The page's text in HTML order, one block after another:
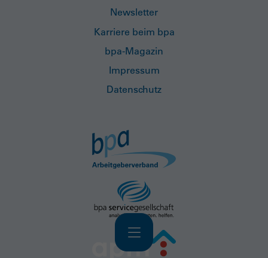
Navigation
Newsletter
Karriere beim bpa
bpa-Magazin
Impressum
Datenschutz